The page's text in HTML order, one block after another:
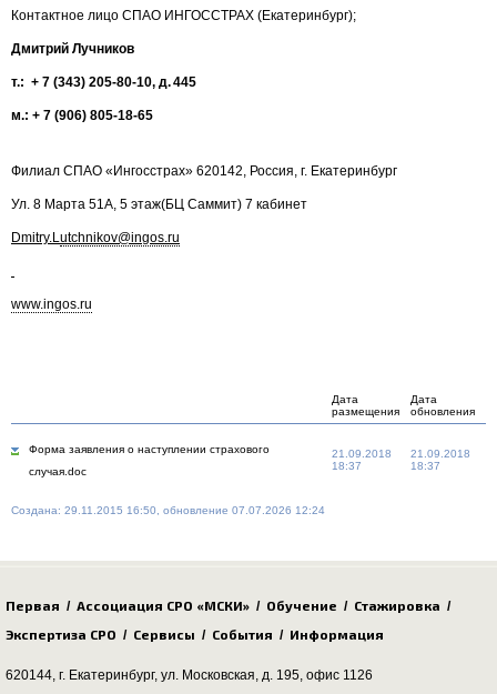
Контактное лицо СПАО ИНГОССТРАХ (Екатеринбург);
Дмитрий Лучников
т.: + 7 (343) 205-80-10, д. 445
м.: + 7 (906) 805-18-65
Филиал СПАО «Ингосстрах» 620142, Россия, г. Екатеринбург
Ул. 8 Марта 51А, 5 этаж(БЦ Саммит) 7 кабинет
Dmitry.Lutchnikov@ingos.ru
www.ingos.ru
Дата
размещения
Дата
обновления
Форма заявления о наступлении страхового
случая.doc
21.09.2018
18:37
21.09.2018
18:37
Создана: 29.11.2015 16:50, обновление 07.07.2026 12:24
Первая / Ассоциация СРО «МСКИ» / Обучение / Стажировка /
Экспертиза СРО / Сервисы / События / Информация
620144, г. Екатеринбург, ул. Московская, д. 195, офис 1126